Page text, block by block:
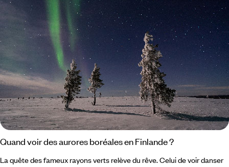
Quand voir des aurores boréales en Finlande ?
La quête des fameux rayons verts relève du rêve. Celui de voir danser